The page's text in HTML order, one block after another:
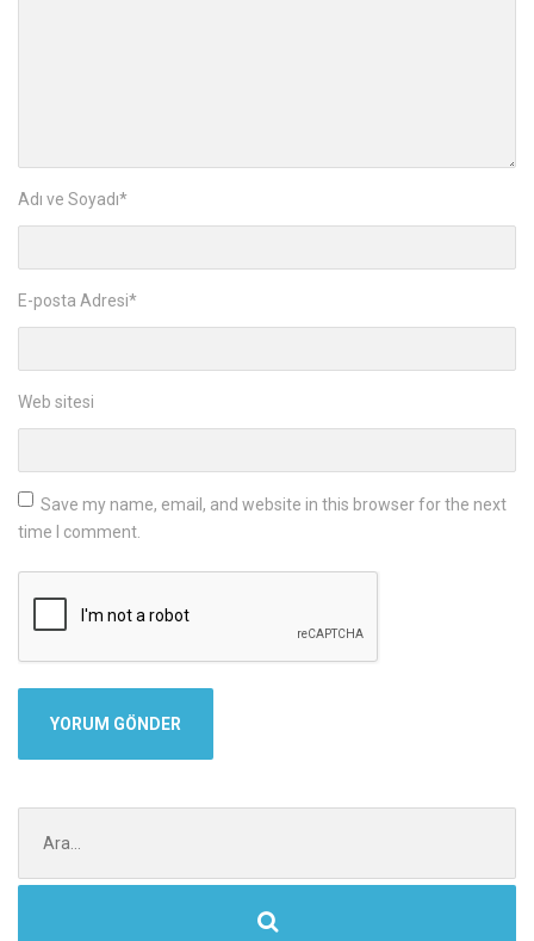
Adı ve Soyadı*
E-posta Adresi*
Web sitesi
Save my name, email, and website in this browser for the next
time I comment.
ara: